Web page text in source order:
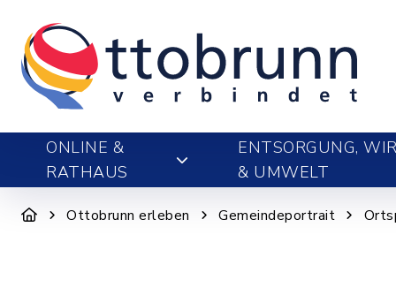
ONLINE &
RATHAUS
ENTSORGUNG,
& UMWELT
Ottobrunn erleben Gemeindeportrait